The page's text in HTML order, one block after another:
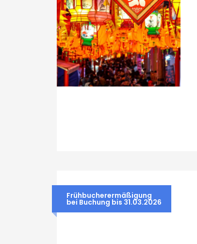
Frühbucherermäßigung
bei Buchung bis 31.03.2026